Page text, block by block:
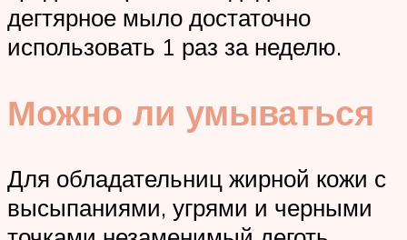
дегтярное мыло достаточно
использовать 1 раз за неделю.
Можно ли умываться
Для обладательниц жирной кожи с
высыпаниями, угрями и черными